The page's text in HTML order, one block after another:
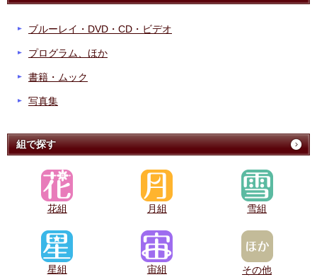
ブルーレイ・DVD・CD・ビデオ
プログラム、ほか
書籍・ムック
写真集
組で探す
花組 月組 雪組
星組 宙組 その他